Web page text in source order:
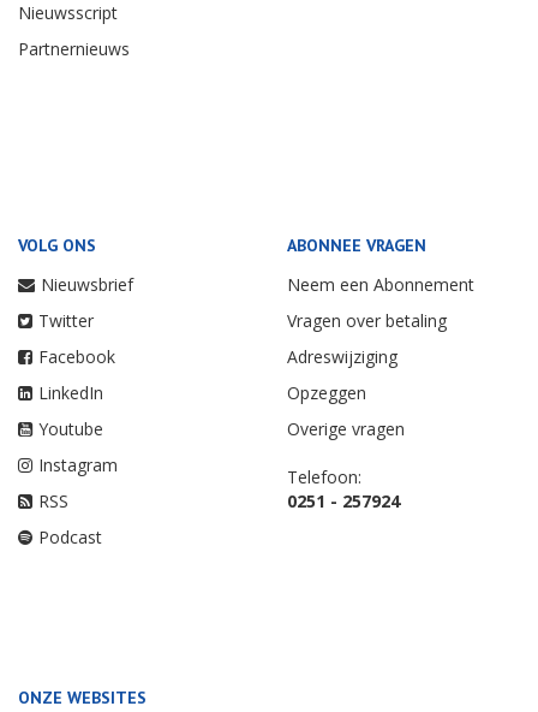
Nieuwsscript
Partnernieuws
VOLG ONS
Nieuwsbrief
Twitter
Facebook
LinkedIn
Youtube
Instagram
RSS
Podcast
ABONNEE VRAGEN
Neem een Abonnement
Vragen over betaling
Adreswijziging
Opzeggen
Overige vragen
Telefoon:
0251 - 257924
ONZE WEBSITES